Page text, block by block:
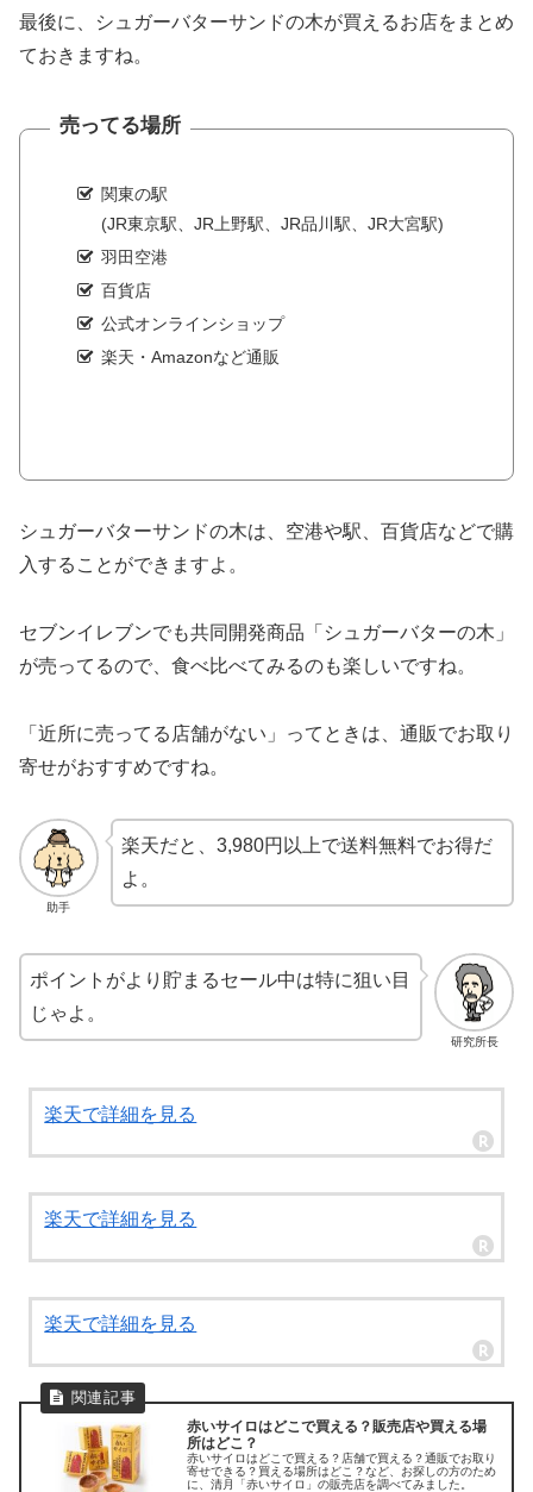
最後に、シュガーバターサンドの木が買えるお店をまとめ
ておきますね。
売ってる場所
関東の駅
(JR東京駅、JR上野駅、JR品川駅、JR大宮駅)
羽田空港
百貨店
公式オンラインショップ
楽天・Amazonなど通販
シュガーバターサンドの木は、空港や駅、百貨店などで購
入することができますよ。
セブンイレブンでも共同開発商品「シュガーバターの木」
が売ってるので、食べ比べてみるのも楽しいですね。
「近所に売ってる店舗がない」ってときは、通販でお取り
寄せがおすすめですね。
助手
楽天だと、3,980円以上で送料無料でお得だ
よ。
研究所長
ポイントがより貯まるセール中は特に狙い目
じゃよ。
楽天で詳細を見る
楽天で詳細を見る
楽天で詳細を見る
赤いサイロはどこで買える？販売店や買える場
所はどこ？
赤いサイロはどこで買える？店舗で買える？通販でお取り
寄せできる？買える場所はどこ？など、お探しの方のため
に、清月「赤いサイロ」の販売店を調べてみました。